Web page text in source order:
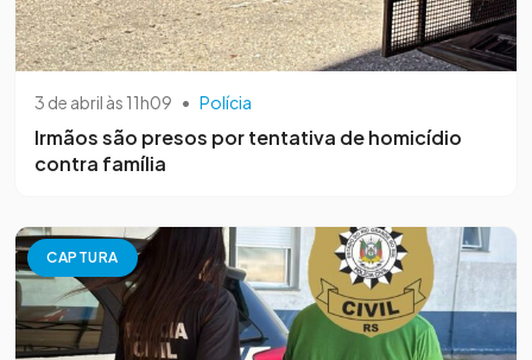
3 de abril às 11h09 • Polícia
Irmãos são presos por tentativa de homicídio
contra família
CAPTURA